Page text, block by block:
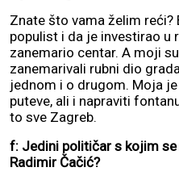
Znate što vama želim reći?
populist i da je investirao u
zanemario centar. A moji
zanemarivali rubni dio
jednom i o drugom. Moja
puteve, ali i napraviti
to sve Zagreb.
f: Jedini političar s kojim
Radimir Čačić?